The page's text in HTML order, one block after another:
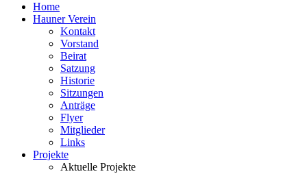
Home
Hauner Verein
Kontakt
Vorstand
Beirat
Satzung
Historie
Sitzungen
Anträge
Flyer
Mitglieder
Links
Projekte
Aktuelle Projekte